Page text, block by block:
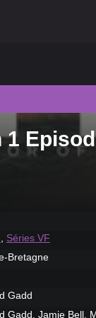
Romance
Science fiction
1
, Séries VF
Bretagne
Gadd
Gadd, Jamie Bell,